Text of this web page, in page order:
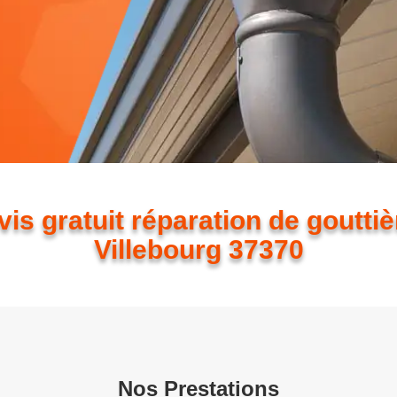
gratuit réparation de
Villebourg 37370
Nos Prestations